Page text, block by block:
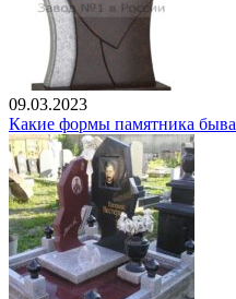
09.03.2023
Какие формы памятника